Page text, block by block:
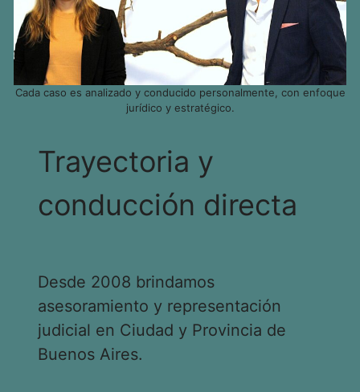
Cada caso es analizado y conducido personalmente, con enfoque
jurídico y estratégico.
Trayectoria y
conducción directa
Desde 2008 brindamos
asesoramiento y representación
judicial en Ciudad y Provincia de
Buenos Aires.